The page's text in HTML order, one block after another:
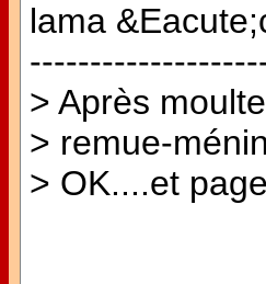
lama
> Après
> remue-
> OK....et